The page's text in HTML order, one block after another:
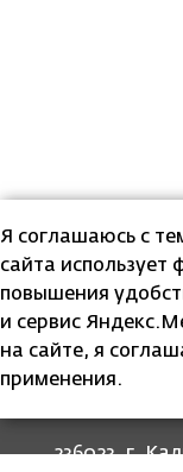
236023, г.
Я соглашаюсь с
сайта использует
повышения
и сервис
на сайте, я
применения.